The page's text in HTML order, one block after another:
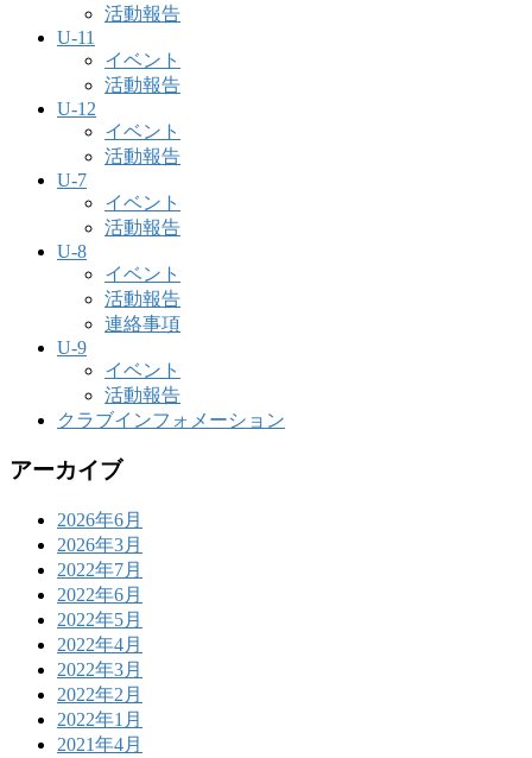
活動報告
U-11
イベント
活動報告
U-12
イベント
活動報告
U-7
イベント
活動報告
U-8
イベント
活動報告
連絡事項
U-9
イベント
活動報告
クラブインフォメーション
アーカイブ
2026年6月
2026年3月
2022年7月
2022年6月
2022年5月
2022年4月
2022年3月
2022年2月
2022年1月
2021年4月